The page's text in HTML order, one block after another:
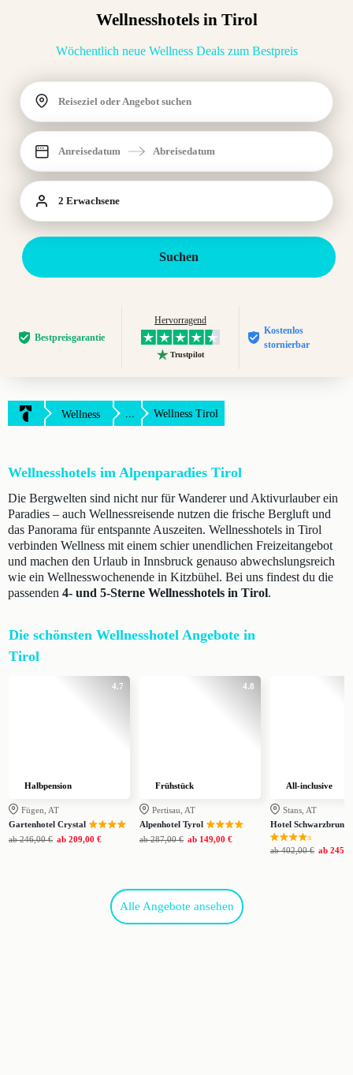
Wellnesshotels in Tirol
Wöchentlich neue Wellness Deals zum Bestpreis
Reiseziel oder Angebot suchen
Anreisedatum Abreisedatum
2 Erwachsene
Suchen
Bestpreis­garantie
Hervorragend
Trustpilot
Kostenlos
stornierbar
Wellness ... Wellness Tirol
Wellnesshotels im Alpenparadies Tirol
Die Bergwelten sind nicht nur für Wanderer und Aktivurlauber ein
Paradies – auch Wellnessreisende nutzen die frische Bergluft und
das Panorama für entspannte Auszeiten. Wellnesshotels in Tirol
verbinden Wellness mit einem schier unendlichen Freizeitangebot
und machen den Urlaub in Innsbruck genauso abwechslungsreich
wie ein Wellnesswochenende in Kitzbühel. Bei uns findest du die
passenden 4- und 5-Sterne Wellnesshotels in Tirol.
Die schönsten Wellnesshotel Angebote in
Tirol
4.7
Halbpension
Fügen, AT
Gartenhotel Crystal
ab 246,00 € ab 209,00 €
4.8
Frühstück
Pertisau, AT
Alpenhotel Tyrol
ab 287,00 € ab 149,00 €
All-inclusive
Stans, AT
Hotel Schwarzbrunn
s
ab 402,00 € ab
Alle Angebote ansehen